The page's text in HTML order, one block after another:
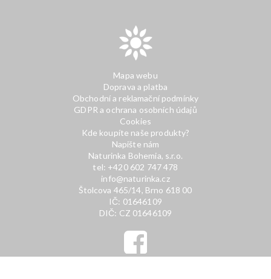
Mapa webu
Doprava a platba
Obchodní a reklamační podmínky
GDPR a ochrana osobních údajů
Cookies
Kde koupíte naše produkty?
Napište nám
Naturinka Bohemia, s.r.o.
tel: +420 602 747 478
info@naturinka.cz
Štolcova 465/14, Brno 618 00
IČ: 01646109
DIČ: CZ 01646109